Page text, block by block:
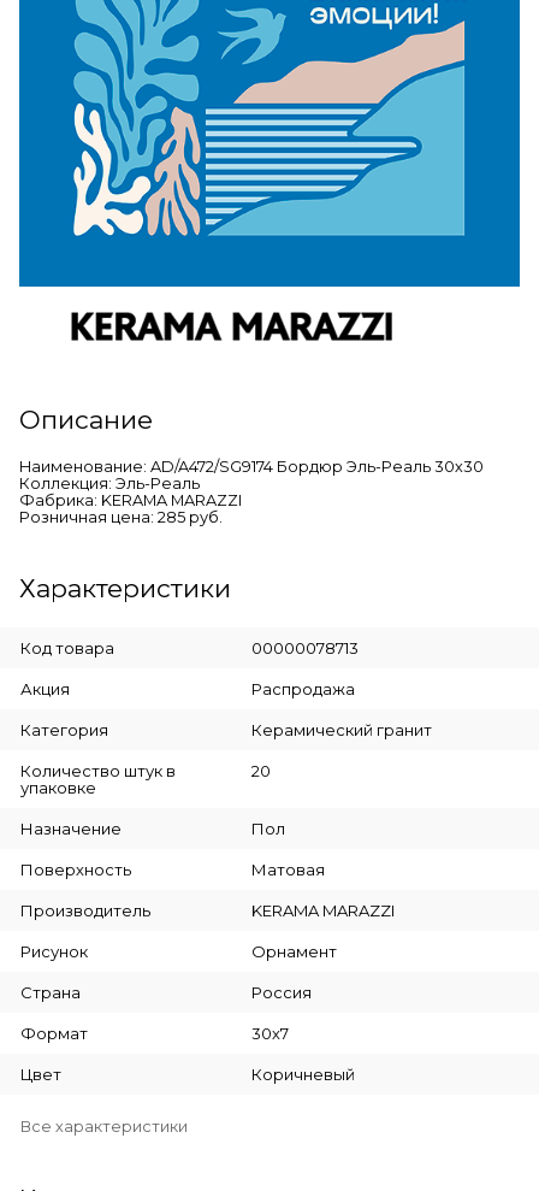
Описание
Наименование: AD/A472/SG9174 Бордюр Эль-Реаль 30х30
Коллекция: Эль-Реаль
Фабрика: KERAMA MARAZZI
Розничная цена: 285 руб.
Характеристики
Код товара 00000078713
Акция Распродажа
Категория Керамический гранит
Количество штук в
упаковке
20
Назначение Пол
Поверхность Матовая
Производитель KERAMA MARAZZI
Рисунок Орнамент
Страна Россия
Формат 30х7
Цвет Коричневый
Все характеристики